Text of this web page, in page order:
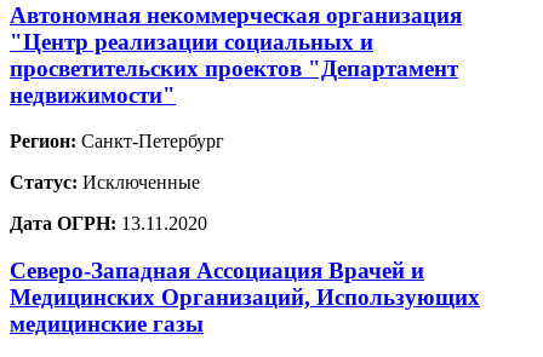
Автономная некоммерческая организация
"Центр реализации социальных и
просветительских проектов "Департамент
недвижимости"
Регион: Санкт-Петербург
Статус: Исключенные
Дата ОГРН: 13.11.2020
Северо-Западная Ассоциация Врачей и
Медицинских Организаций, Использующих
медицинские газы